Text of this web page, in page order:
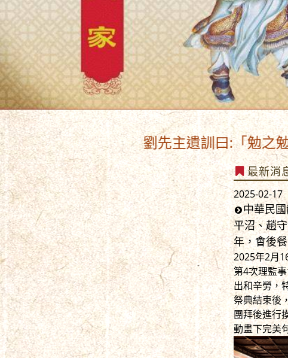
劉先主遺訓曰:「勉之勉之,勿以惡
最新消
2025-02-17
中華民
平沼、趙
年，會後
2025年2月
第4次理監
出和辛勞，
祭典結束後
團拜後進行
動畫下完美